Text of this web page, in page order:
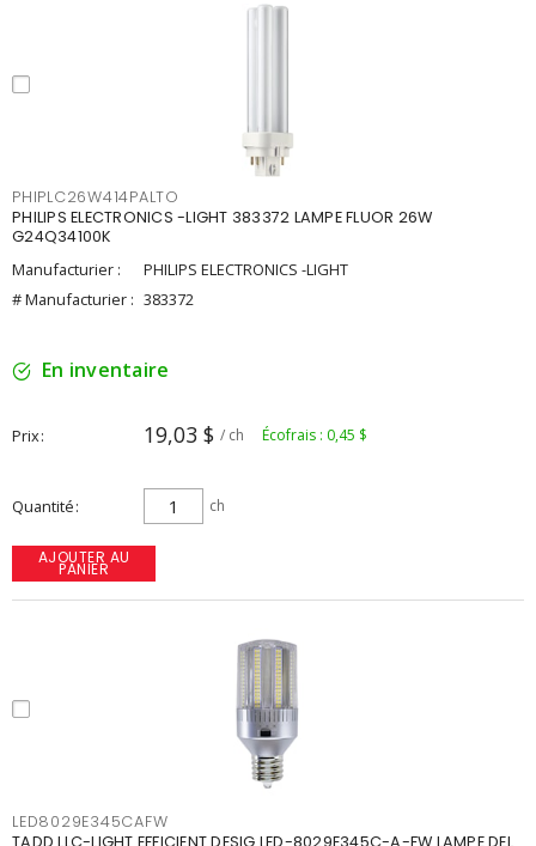
PHIPLC26W414PALTO
PHILIPS ELECTRONICS -LIGHT 383372 LAMPE FLUOR 26W
G24Q34100K
Manufacturier :
PHILIPS ELECTRONICS -LIGHT
# Manufacturier : 383372
En inventaire
Prix 19,03 $ / ch Écofrais : 0,45 $
Quantité ch
AJOUTER AU
PANIER
LED8029E345CAFW
TADD LLC-LIGHT EFFICIENT DESIG LED-8029E345C-A-FW LAMPE DEL